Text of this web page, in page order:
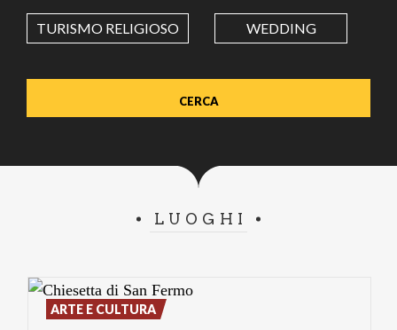
Value in decimal degrees. Use dot (.) as decimal separator.
TURISMO RELIGIOSO WEDDING
LUOGHI
ARTE E CULTURA